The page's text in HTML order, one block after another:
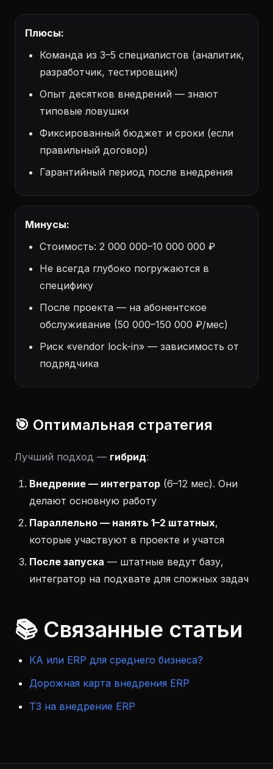
Плюсы:
Команда из 3–5 специалистов (аналитик,
разработчик, тестировщик)
Опыт десятков внедрений — знают
типовые ловушки
Фиксированный бюджет и сроки (если
правильный договор)
Гарантийный период после внедрения
Минусы:
Стоимость: 2 000 000–10 000 000 ₽
Не всегда глубоко погружаются в
специфику
После проекта — на абонентское
обслуживание (50 000–150 000 ₽/мес)
Риск «vendor lock-in» — зависимость от
подрядчика
🎯 Оптимальная стратегия
Лучший подход — гибрид:
Внедрение — интегратор (6–12 мес). Они
делают основную работу
Параллельно — нанять 1–2 штатных,
которые участвуют в проекте и учатся
После запуска — штатные ведут базу,
интегратор на подхвате для сложных задач
📚 Связанные статьи
КА или ERP для среднего бизнеса?
Дорожная карта внедрения ERP
ТЗ на внедрение ERP